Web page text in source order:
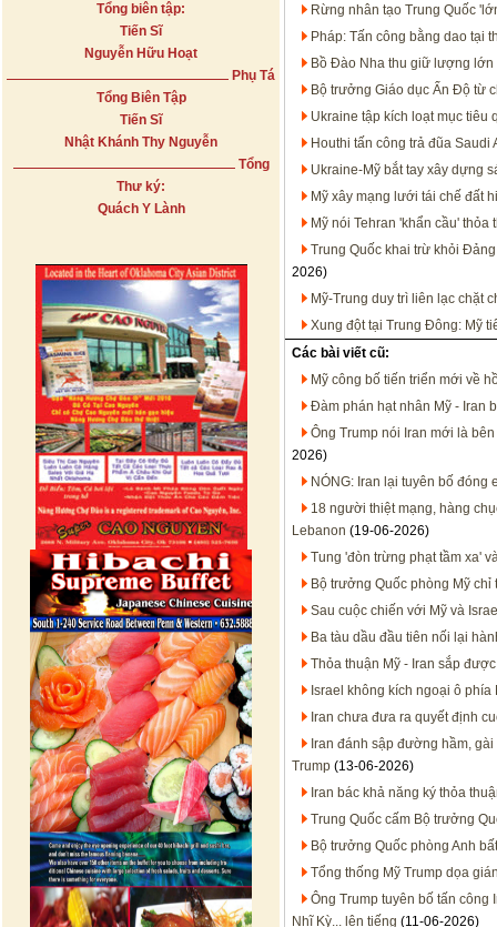
Tổng biên tập:
Tiến Sĩ
Nguyễn Hữu Hoạt
Phụ Tá
Tổng Biên Tập
Tiến Sĩ
Nhật Khánh Thy Nguyễn
Tổng
Thư ký:
Quách Y Lành
Rừng nhân tạo Trung Quốc
Pháp: Tấn công bằng dao tại
Bồ Đào Nha thu giữ lượng
Bộ trưởng Giáo dục Ấn Độ từ
Ukraine tập kích loạt mục tiêu
Houthi tấn công trả đũa
Ukraine-Mỹ bắt tay xây dựng
Mỹ xây mạng lưới tái chế đất
Mỹ nói Tehran 'khẩn cầu'
Trung Quốc khai trừ khỏi
2026)
Mỹ-Trung duy trì liên lạc chặt
Xung đột tại Trung Đông: Mỹ
Các bài viết cũ:
Mỹ công bố tiến triển mới về
Đàm phán hạt nhân Mỹ - Iran
Ông Trump nói Iran mới là
2026)
NÓNG: Iran lại tuyên bố đóng
18 người thiệt mạng, hàng
Lebanon (19-06-2026)
Tung 'đòn trừng phạt tầm xa'
Bộ trưởng Quốc phòng Mỹ
Sau cuộc chiến với Mỹ và
Ba tàu dầu đầu tiên nối lại
Thỏa thuận Mỹ - Iran sắp
Israel không kích ngoại ô
Iran chưa đưa ra quyết định
Iran đánh sập đường hầm,
Trump (13-06-2026)
Iran bác khả năng ký thỏa
Trung Quốc cấm Bộ trưởng
Bộ trưởng Quốc phòng Anh
Tổng thống Mỹ Trump dọa
Ông Trump tuyên bố tấn công
Nhĩ Kỳ... lên tiếng (11-06-2026)